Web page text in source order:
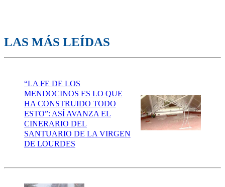
LAS MÁS LEÍDAS
“LA FE DE LOS
MENDOCINOS ES LO QUE
HA CONSTRUIDO TODO
ESTO”: ASÍ AVANZA EL
CINERARIO DEL
SANTUARIO DE LA VIRGEN
DE LOURDES